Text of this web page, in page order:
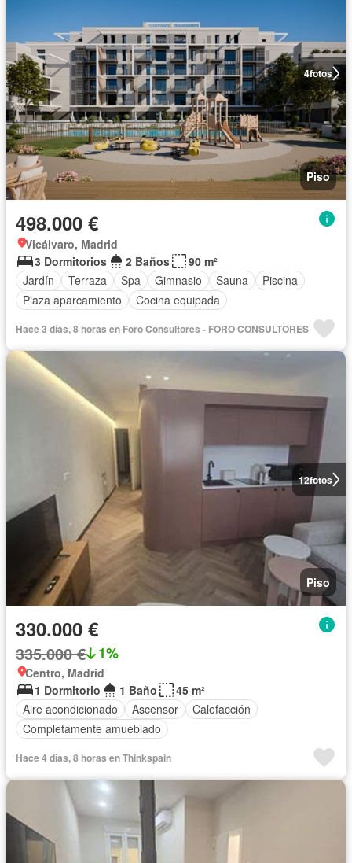
4fotos
Piso
498.000 €
Vicálvaro, Madrid
3 Dormitorios
2 Baños
90 m²
Jardín
Terraza Spa Gimnasio Sauna
Piscina
Plaza aparcamiento
Cocina equipada
Hace 3 días, 8 horas en Foro Consultores - FORO CONSULTORES
12fotos
Piso
330.000 €
335.000 € 1%
Centro, Madrid
1 Dormitorio
1 Baño
45 m²
Aire acondicionado
Ascensor
Calefacción
Completamente amueblado
Hace 4 días, 8 horas en Thinkspain